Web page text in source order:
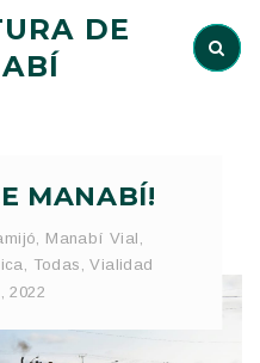
DE
MANABÍ!
, Manabí Vial ,
, Todas ,Vialidad
2022